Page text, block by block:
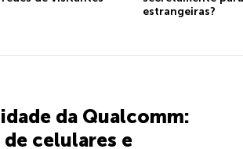
estrangeiras?
da Qualcomm:
celulares e